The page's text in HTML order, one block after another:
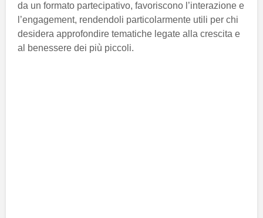
da un formato partecipativo, favoriscono l’interazione e
l’engagement, rendendoli particolarmente utili per chi
desidera approfondire tematiche legate alla crescita e
al benessere dei più piccoli.